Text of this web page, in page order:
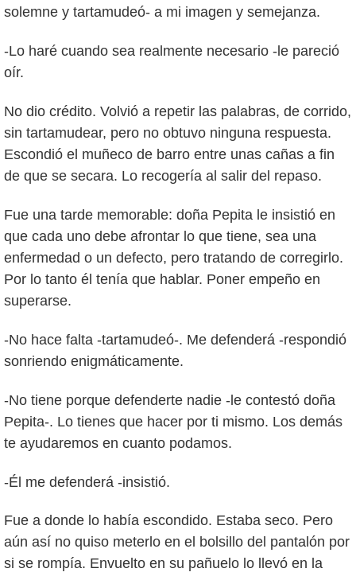
solemne y tartamudeó- a mi imagen y semejanza.
-Lo haré cuando sea realmente necesario -le pareció
oír.
No dio crédito. Volvió a repetir las palabras, de corrido,
sin tartamudear, pero no obtuvo ninguna respuesta.
Escondió el muñeco de barro entre unas cañas a fin
de que se secara. Lo recogería al salir del repaso.
Fue una tarde memorable: doña Pepita le insistió en
que cada uno debe afrontar lo que tiene, sea una
enfermedad o un defecto, pero tratando de corregirlo.
Por lo tanto él tenía que hablar. Poner empeño en
superarse.
-No hace falta -tartamudeó-. Me defenderá -respondió
sonriendo enigmáticamente.
-No tiene porque defenderte nadie -le contestó doña
Pepita-. Lo tienes que hacer por ti mismo. Los demás
te ayudaremos en cuanto podamos.
-Él me defenderá -insistió.
Fue a donde lo había escondido. Estaba seco. Pero
aún así no quiso meterlo en el bolsillo del pantalón por
si se rompía. Envuelto en su pañuelo lo llevó en la